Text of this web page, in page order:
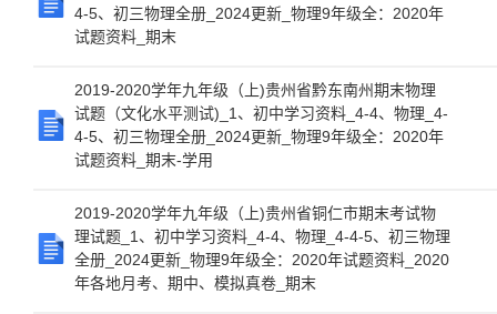
4-5、初三物理全册_2024更新_物理9年级全：2020年
试题资料_期末
2019-2020学年九年级（上)贵州省黔东南州期末物理
试题（文化水平测试)_1、初中学习资料_4-4、物理_4-
4-5、初三物理全册_2024更新_物理9年级全：2020年
试题资料_期末-学用
2019-2020学年九年级（上)贵州省铜仁市期末考试物
理试题_1、初中学习资料_4-4、物理_4-4-5、初三物理
全册_2024更新_物理9年级全：2020年试题资料_2020
年各地月考、期中、模拟真卷_期末